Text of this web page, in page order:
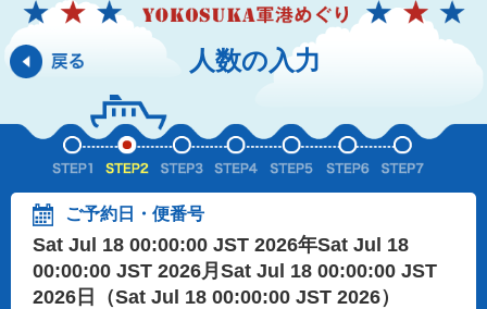
人数の入力
ご予約日・便番号
Sat Jul 18 00:00:00 JST 2026年Sat Jul 18
00:00:00 JST 2026月Sat Jul 18 00:00:00 JST
2026日（Sat Jul 18 00:00:00 JST 2026）